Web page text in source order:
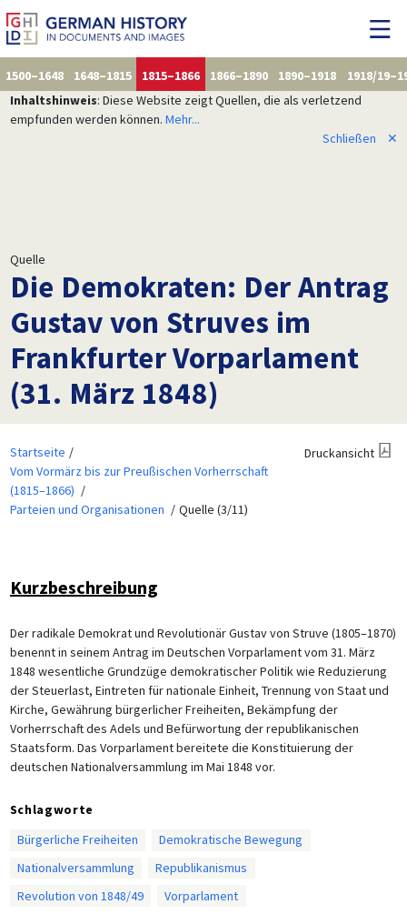
1500–1648 1648–1815 1815–1866 1866–1890 1890–1918
1918/
Inhaltshinweis: Diese Website zeigt Quellen, die als verletzend
empfunden werden können. Mehr...
Schließen
✕
Quelle
Die Demokraten: Der Antrag
Gustav von Struves im
Frankfurter Vorparlament
(31. März 1848)
Startseite
Vom Vormärz bis zur Preußischen Vorherrschaft
(1815–1866)
Parteien und Organisationen
Quelle (3/11)
Druckansicht
Kurzbeschreibung
Der radikale Demokrat und Revolutionär Gustav von Struve (1805–1870)
benennt in seinem Antrag im Deutschen Vorparlament vom 31. März
1848 wesentliche Grundzüge demokratischer Politik wie Reduzierung
der Steuerlast, Eintreten für nationale Einheit, Trennung von Staat und
Kirche, Gewährung bürgerlicher Freiheiten, Bekämpfung der
Vorherrschaft des Adels und Befürwortung der republikanischen
Staatsform. Das Vorparlament bereitete die Konstituierung der
deutschen Nationalversammlung im Mai 1848 vor.
Schlagworte
Bürgerliche Freiheiten
Demokratische Bewegung
Nationalversammlung
Republikanismus
Revolution von 1848/49
Vorparlament